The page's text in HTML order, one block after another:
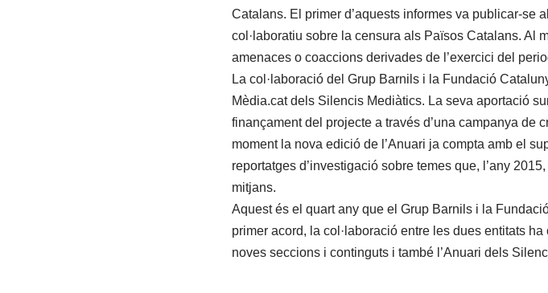
Catalans. El primer d’aquests informes va publicar-se
col·laboratiu sobre la censura als Països Catalans. Al
amenaces o coaccions derivades de l’exercici del
La col·laboració del Grup Barnils i la Fundació
Mèdia.cat dels Silencis Mediàtics. La seva aportació
finançament del projecte a través d’una campanya de
moment la nova edició de l’Anuari ja compta amb el
reportatges d’investigació sobre temes que, l’any
mitjans.
Aquest és el quart any que el Grup Barnils i la
primer acord, la col·laboració entre les dues entitats
noves seccions i continguts i també l’Anuari dels